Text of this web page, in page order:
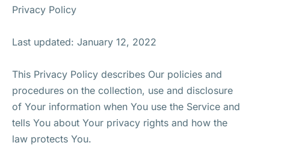
Privacy Policy
Last updated: January 12, 2022
This Privacy Policy describes Our policies and
procedures on the collection, use and disclosure
of Your information when You use the Service and
tells You about Your privacy rights and how the
law protects You.